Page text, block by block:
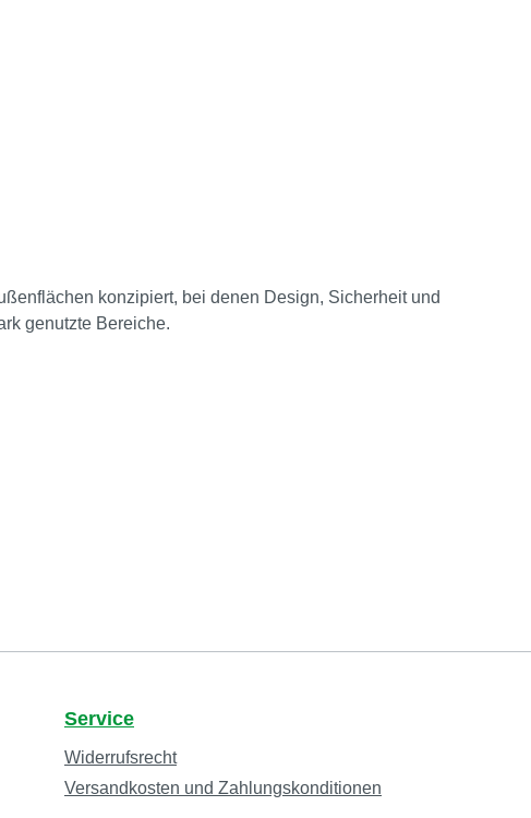
konzipiert, bei denen Design, Sicherheit und
genutzte Bereiche.
Service
Widerrufsrecht
Versandkosten und Zahlungskonditionen